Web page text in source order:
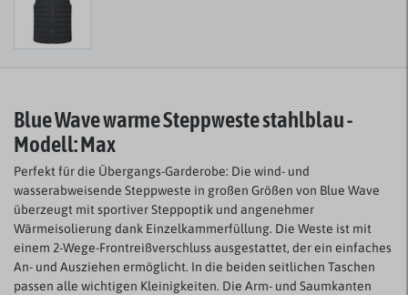
Blue Wave warme Steppweste stahlblau -
Modell: Max
Perfekt für die Übergangs-Garderobe: Die wind- und
wasserabweisende Steppweste in großen Größen von Blue Wave
überzeugt mit sportiver Steppoptik und angenehmer
Wärmeisolierung dank Einzelkammerfüllung. Die Weste ist mit
einem 2-Wege-Frontreißverschluss ausgestattet, der ein einfaches
An- und Ausziehen ermöglicht. In die beiden seitlichen Taschen
passen alle wichtigen Kleinigkeiten. Die Arm- und Saumkanten